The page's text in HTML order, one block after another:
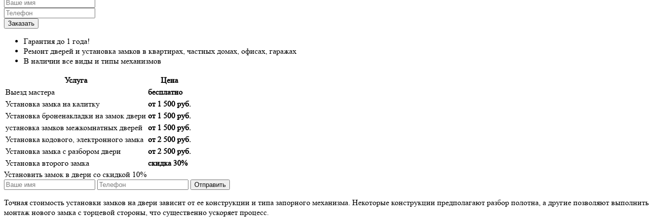
Гарантия до 1 года!
Ремонт дверей и установка замков в квартирах, частных домах, офисах, гаражах
В наличии все виды и типы механизмов
Услуга
Цена
Выезд мастера
бесплатно
Установка замка на калитку
от 1 500 руб.
Установка броненакладки на замок двери от 1 500 руб.
установка замков межкомнатных дверей от 1 500 руб.
Установка кодового, электронного замка от 2 500 руб.
Установка замка с разбором двери
от 2 500 руб.
Установка второго замка
скидка 30%
Установить замок в двери со скидкой 10%
Точная стоимость установки замков на двери зависит от ее конструкции и типа запорного механизма. Некоторые конструкции предполагают разбор полотна, а другие позволяют выполнить
монтаж нового замка с торцевой стороны, что существенно ускоряет процесс.